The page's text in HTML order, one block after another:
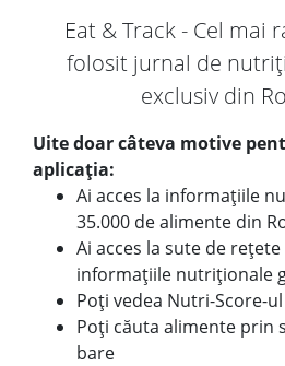
Eat & Track - Cel mai
folosit jurnal de
exclusiv din
Uite doar câteva motive
aplicația:
Ai acces la informațiile
35.000 de alimente din
Ai acces la sute de
informațiile nutriționale
Poți vedea Nutri-Score-
Poți căuta alimente prin
bare